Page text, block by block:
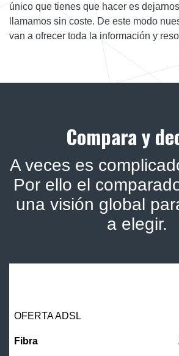
único que tienes que hacer es
llamamos sin coste. De este modo
van a ofrecer toda la información y
Compara y
A veces es
Por ello el
una visión global
a elegir.
OFERTA ADSL